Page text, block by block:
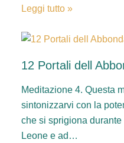
Leggi tutto »
12 Portali dell
Meditazione 4. Questa
sintonizzarvi con la
che si sprigiona
Leone e ad…